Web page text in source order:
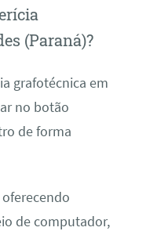
(Paraná)?
grafotécnica em
no botão
de forma
de computador,